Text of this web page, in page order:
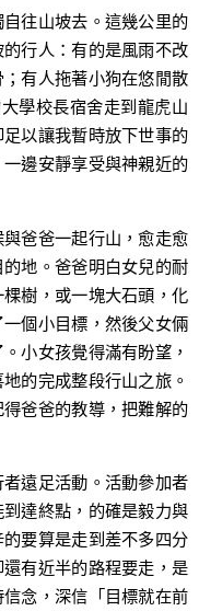
往山坡去。這幾公里的
行人：有的是風雨不改
有人拖著小狗在悠閒散
學校長宿舍走到龍虎山
以讓我暫時放下世事的
邊安靜享受與神親近的
爸爸一起行山，愈走愈
地。爸爸明白女兒的耐
樹，或一塊大石頭，化
個小目標，然後父女倆
小女孩覺得滿有盼望，
的完成整段行山之旅。
爸爸的教導，把難解的
遠足活動。活動參加者
達終點，的確是毅力與
要算是走到差不多四分
有近半的路程要走，是
念，深信「目標就在前